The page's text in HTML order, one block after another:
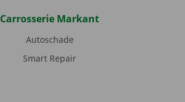
Carrosserie Markant
Autoschade
Smart Repair